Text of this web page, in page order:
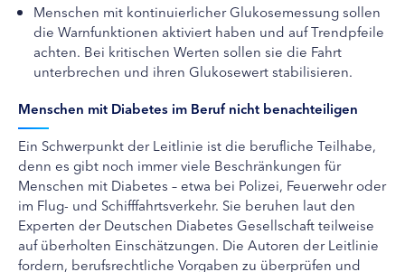
Menschen mit kontinuierlicher Glukosemessung sollen
die Warnfunktionen aktiviert haben und auf Trendpfeile
achten. Bei kritischen Werten sollen sie die Fahrt
unterbrechen und ihren Glukosewert stabilisieren.
Menschen mit Diabetes im Beruf nicht benachteiligen
Ein Schwerpunkt der Leitlinie ist die berufliche Teilhabe,
denn es gibt noch immer viele Beschränkungen für
Menschen mit Diabetes – etwa bei Polizei, Feuerwehr oder
im Flug- und Schifffahrtsverkehr. Sie beruhen laut den
Experten der Deutschen Diabetes Gesellschaft teilweise
auf überholten Einschätzungen. Die Autoren der Leitlinie
fordern, berufsrechtliche Vorgaben zu überprüfen und